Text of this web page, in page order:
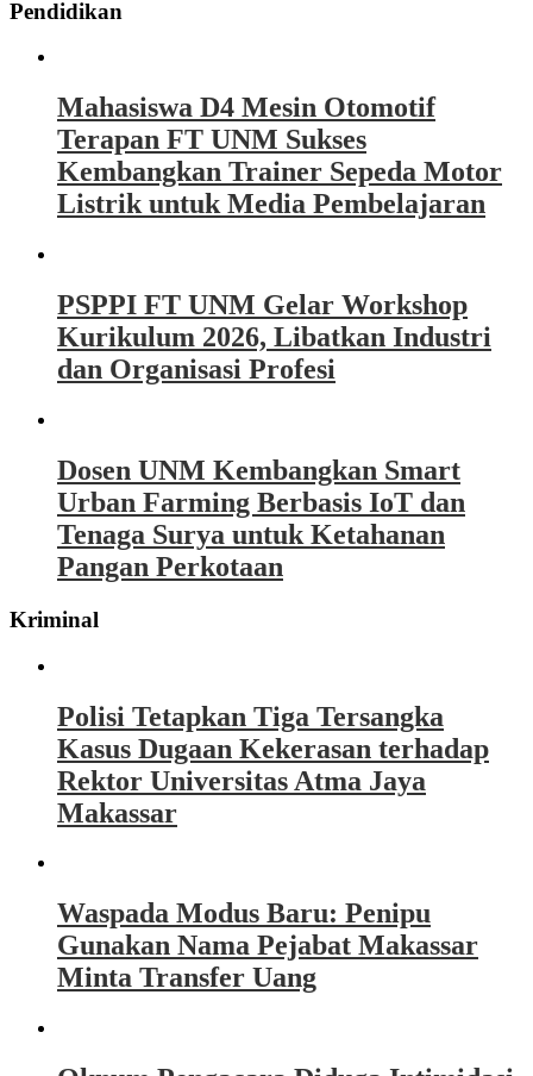
Pendidikan
Mahasiswa D4 Mesin Otomotif
Terapan FT UNM Sukses
Kembangkan Trainer Sepeda Motor
Listrik untuk Media Pembelajaran
PSPPI FT UNM Gelar Workshop
Kurikulum 2026, Libatkan Industri
dan Organisasi Profesi
Dosen UNM Kembangkan Smart
Urban Farming Berbasis IoT dan
Tenaga Surya untuk Ketahanan
Pangan Perkotaan
Kriminal
Polisi Tetapkan Tiga Tersangka
Kasus Dugaan Kekerasan terhadap
Rektor Universitas Atma Jaya
Makassar
Waspada Modus Baru: Penipu
Gunakan Nama Pejabat Makassar
Minta Transfer Uang